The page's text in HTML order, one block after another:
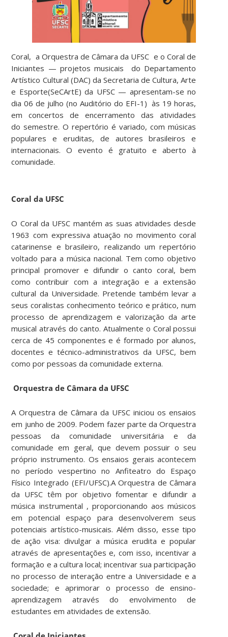
Coral, a Orquestra de Câmara da UFSC e o Coral de
Iniciantes — projetos musicais do Departamento
Artístico Cultural (DAC) da Secretaria de Cultura, Arte
e Esporte(SeCArtE) da UFSC — apresentam-se no
dia 06 de julho (no Auditório do EFI-1) às 19 horas,
em concertos de encerramento das atividades
do semestre. O repertório é variado, com músicas
populares e eruditas, de autores brasileiros e
internacionais. O evento é gratuito e aberto à
comunidade.
Coral da UFSC
O Coral da UFSC mantém as suas atividades desde
1963 com expressiva atuação no movimento coral
catarinense e brasileiro, realizando um repertório
voltado para a música nacional. Tem como objetivo
principal promover e difundir o canto coral, bem
como contribuir com a integração e a extensão
cultural da Universidade. Pretende também levar a
seus coralistas conhecimento teórico e prático, num
processo de aprendizagem e valorização da arte
musical através do canto. Atualmente o Coral possui
cerca de 45 componentes e é formado por alunos,
docentes e técnico-administrativos da UFSC, bem
como por pessoas da comunidade externa.
Orquestra de Câmara da UFSC
A Orquestra de Câmara da UFSC iniciou os ensaios
em junho de 2009. Podem fazer parte da Orquestra
pessoas da comunidade universitária e da
comunidade em geral, que devem possuir o seu
próprio instrumento. Os ensaios gerais acontecem
no período vespertino no Anfiteatro do Espaço
Físico Integrado (EFI/UFSC).A Orquestra de Câmara
da UFSC têm por objetivo fomentar e difundir a
música instrumental , proporcionando aos músicos
em potencial espaço para desenvolverem seus
potenciais artístico-musicais. Além disso, esse tipo
de ação visa: divulgar a música erudita e popular
através de apresentações e, com isso, incentivar a
formação e a cultura local; incentivar sua participação
no processo de interação entre a Universidade e a
sociedade; e aprimorar o processo de ensino-
aprendizagem através do envolvimento de
estudantes em atividades de extensão.